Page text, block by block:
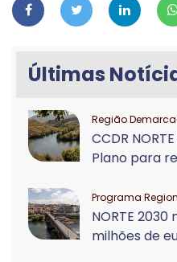
Últimas
Região
CCDR
Plano para
Programa
NORTE
milhões de